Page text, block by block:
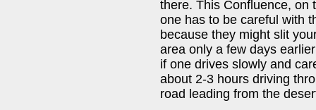
there. This Confluence, on
one has to be careful with
because they might slit
area only a few days
if one drives slowly and
about 2-3 hours driving
road leading from the